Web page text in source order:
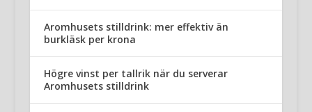
Aromhusets stilldrink: mer effektiv än
burkläsk per krona
Högre vinst per tallrik när du serverar
Aromhusets stilldrink